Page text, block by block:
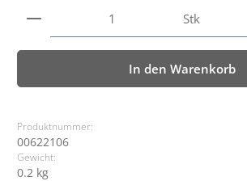
Produkt Anzahl: Gib denStk
In den Warenkorb
Produktnummer:
00622106
Gewicht:
0.2 kg